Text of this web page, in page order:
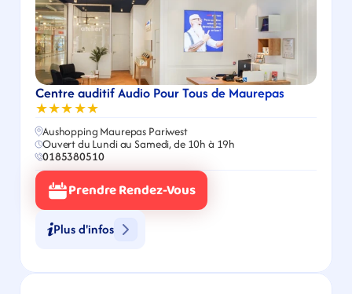
Centre auditif Audio Pour Tous de Maurepas
★★★★★
Aushopping Maurepas Pariwest
Ouvert du Lundi au Samedi, de 10h à 19h
0185380510
Prendre Rendez-Vous
Plus d'infos